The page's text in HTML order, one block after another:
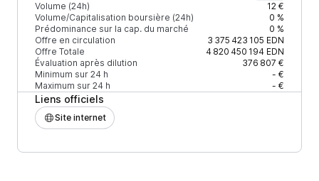
Volume (24h)
12 €
Volume/Capitalisation boursière (24h)
0 %
Prédominance sur la cap. du marché
0 %
Offre en circulation
3 375 423 105 EDN
Offre Totale
4 820 450 194EDN
Évaluation après dilution
376 807 €
Minimum sur 24 h
- €
Maximum sur 24 h
- €
Liens officiels
Site internet